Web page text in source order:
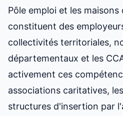
Pôle emploi et les maisons
constituent des
collectivités territoriales,
départementaux et les
activement ces
associations caritatives,
structures d'insertion par